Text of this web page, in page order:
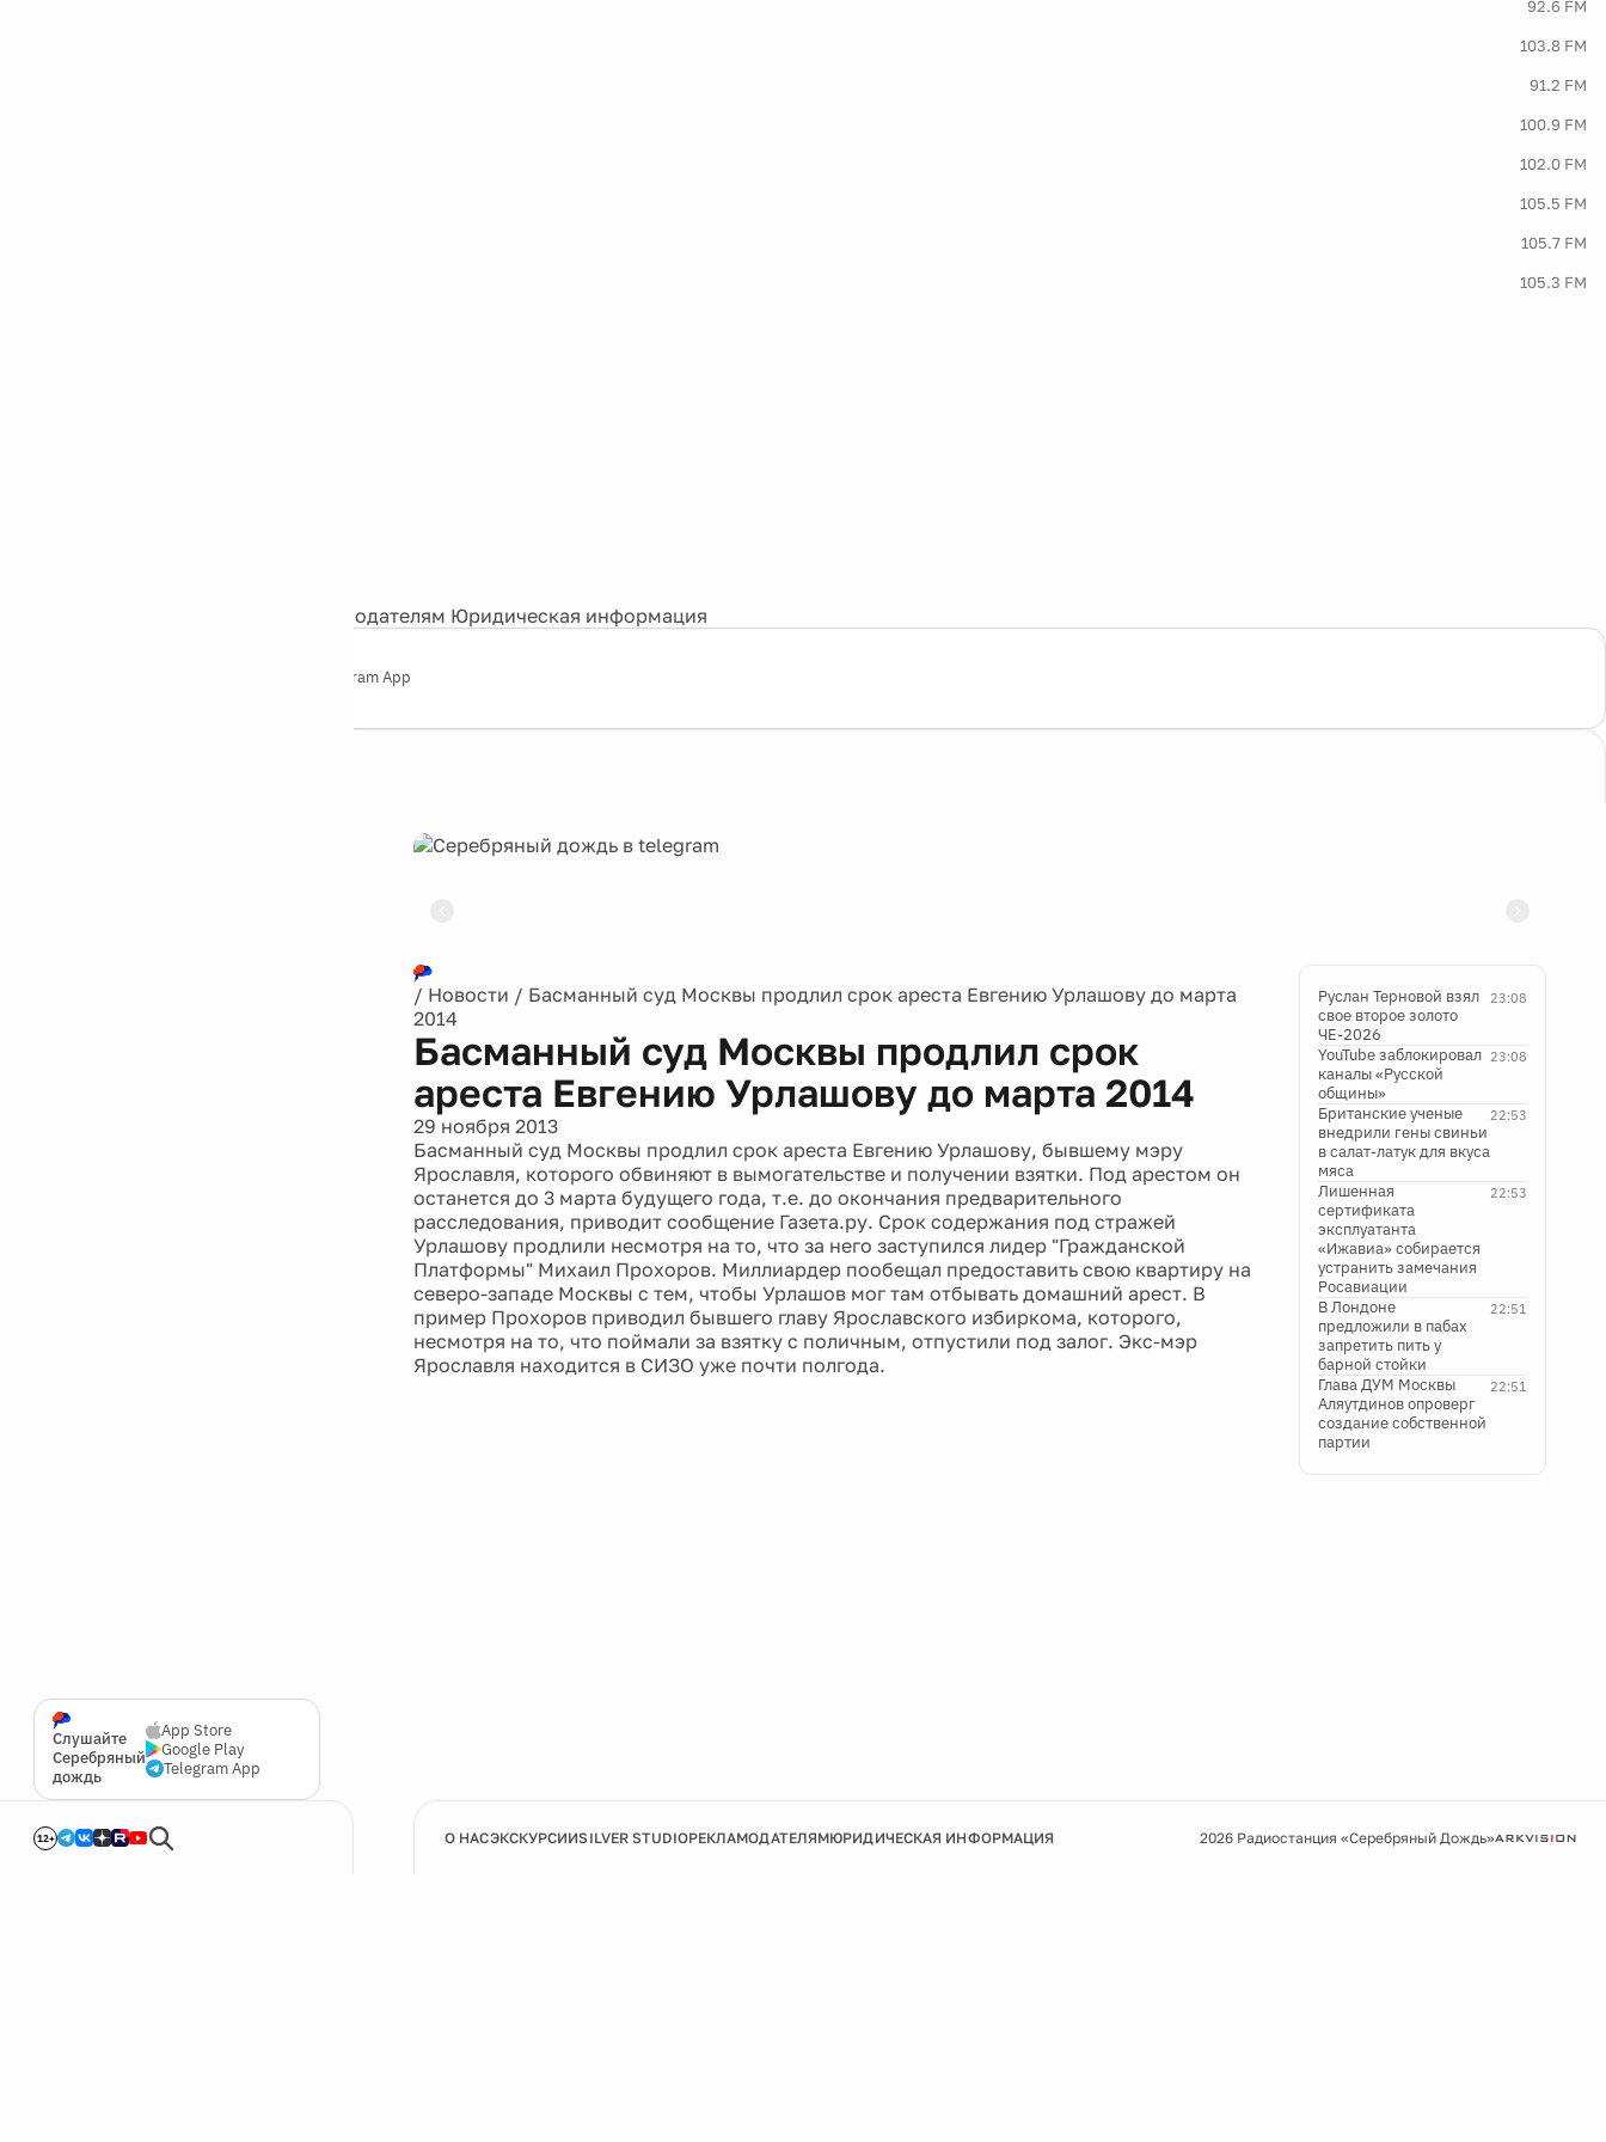
92.6 FM
103.8 FM
91.2 FM
100.9 FM
102.0 FM
105.5 FM
105.7 FM
105.3 FM
Рекламодателям Юридическая информация
Telegram App
Слушайте
Серебряный
дождь
App Store
Google Play
Telegram App
12+
/ Новости / Басманный суд Москвы продлил срок ареста Евгению Урлашову до марта
2014
Басманный суд Москвы продлил срок
ареста Евгению Урлашову до марта 2014
29 ноября 2013
Басманный суд Москвы продлил срок ареста Евгению Урлашову, бывшему мэру
Ярославля, которого обвиняют в вымогательстве и получении взятки. Под арестом он
останется до 3 марта будущего года, т.е. до окончания предварительного
расследования, приводит сообщение Газета.ру. Срок содержания под стражей
Урлашову продлили несмотря на то, что за него заступился лидер "Гражданской
Платформы" Михаил Прохоров. Миллиардер пообещал предоставить свою квартиру на
северо-западе Москвы с тем, чтобы Урлашов мог там отбывать домашний арест. В
пример Прохоров приводил бывшего главу Ярославского избиркома, которого,
несмотря на то, что поймали за взятку с поличным, отпустили под залог. Экс-мэр
Ярославля находится в СИЗО уже почти полгода.
23:08
Руслан Терновой взял
свое второе золото
ЧЕ-2026
23:08
YouTube заблокировал
каналы «Русской
общины»
22:53
Британские ученые
внедрили гены свиньи
в салат-латук для вкуса
мяса
22:53
Лишенная
сертификата
эксплуатанта
«Ижавиа» собирается
устранить замечания
Росавиации
22:51
В Лондоне
предложили в пабах
запретить пить у
барной стойки
22:51
Глава ДУМ Москвы
Аляутдинов опроверг
создание собственной
партии
О НАСЭКСКУРСИИSILVER STUDIOРЕКЛАМОДАТЕЛЯМЮРИДИЧЕСКАЯ ИНФОРМАЦИЯ 2026 Радиостанция «Серебряный Дождь»